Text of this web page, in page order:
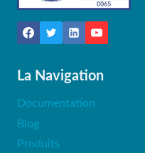
La Navigation
Documentation
Blog
Produits